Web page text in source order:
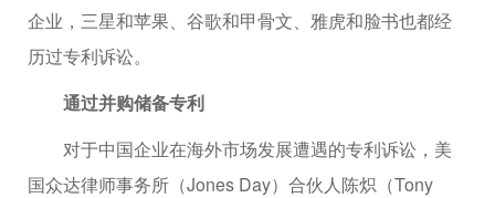
企业，三星和苹果、谷歌和甲骨文、雅虎和脸书也都经
历过专利诉讼。
通过并购储备专利
对于中国企业在海外市场发展遭遇的专利诉讼，美
国众达律师事务所（Jones Day）合伙人陈炽（Tony